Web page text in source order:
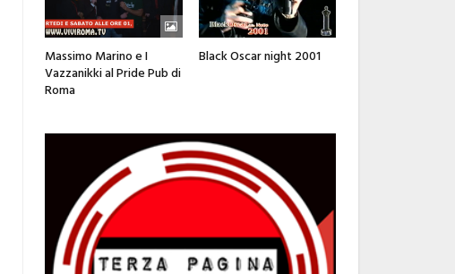
Massimo Marino e I
Vazzanikki al Pride Pub di
Roma
Black Oscar night 2001